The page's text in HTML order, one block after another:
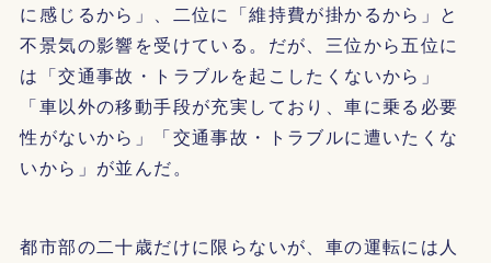
に感じるから」、二位に「維持費が掛かるから」と
不景気の影響を受けている。だが、三位から五位に
は「交通事故・トラブルを起こしたくないから」
「車以外の移動手段が充実しており、車に乗る必要
性がないから」「交通事故・トラブルに遭いたくな
いから」が並んだ。
都市部の二十歳だけに限らないが、車の運転には人